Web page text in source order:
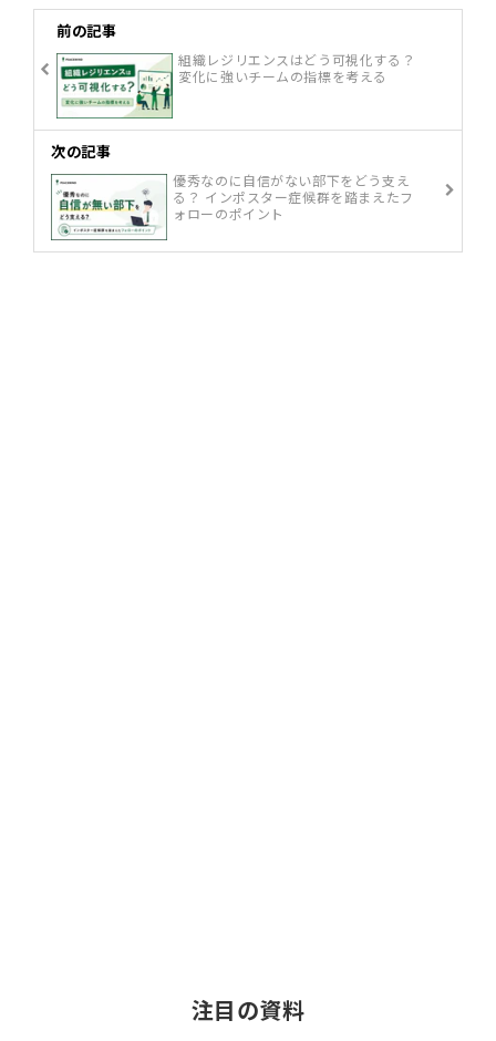
前の記事
組織レジリエンスはどう可視化する？
変化に強いチームの指標を考える
次の記事
優秀なのに自信がない部下をどう支え
る？ インポスター症候群を踏まえたフ
ォローのポイント
注目の資料